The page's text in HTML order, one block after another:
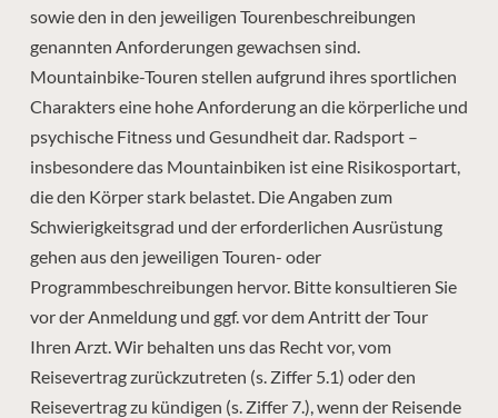
sowie den in den jeweiligen Tourenbeschreibungen
genannten Anforderungen gewachsen sind.
Mountainbike-Touren stellen aufgrund ihres sportlichen
Charakters eine hohe Anforderung an die körperliche und
psychische Fitness und Gesundheit dar. Radsport –
insbesondere das Mountainbiken ist eine Risikosportart,
die den Körper stark belastet. Die Angaben zum
Schwierigkeitsgrad und der erforderlichen Ausrüstung
gehen aus den jeweiligen Touren- oder
Programmbeschreibungen hervor. Bitte konsultieren Sie
vor der Anmeldung und ggf. vor dem Antritt der Tour
Ihren Arzt. Wir behalten uns das Recht vor, vom
Reisevertrag zurückzutreten (s. Ziffer 5.1) oder den
Reisevertrag zu kündigen (s. Ziffer 7.), wenn der Reisende